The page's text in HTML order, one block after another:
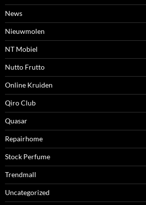
News
Nieuwmolen
NT Mobiel
Nutto Frutto
Online Kruiden
Qiro Club
Quasar
Repairhome
Stock Perfume
Trendmall
Uncategorized